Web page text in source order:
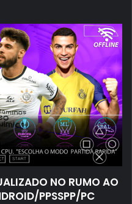
NO RUMO AO
PPSSPP/PC